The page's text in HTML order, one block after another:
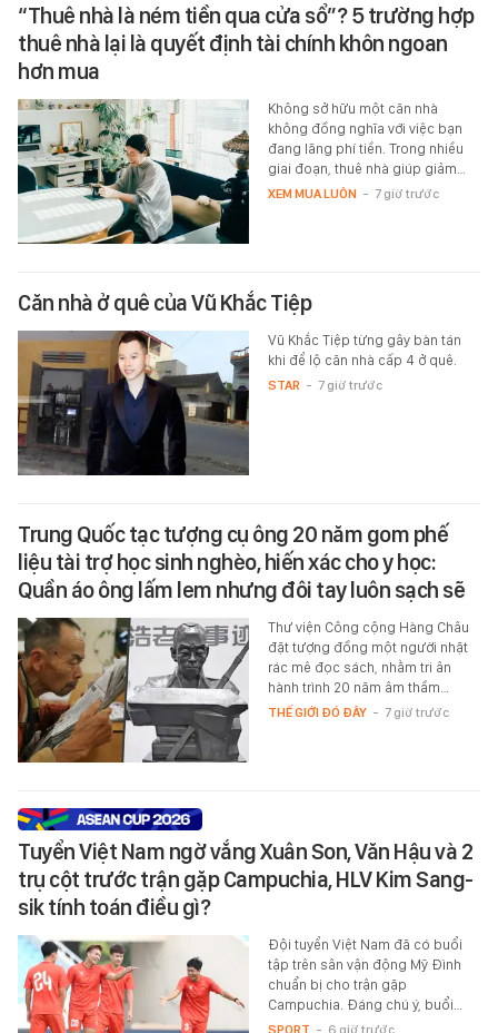
“Thuê nhà là ném tiền qua cửa sổ”? 5 trường hợp
thuê nhà lại là quyết định tài chính khôn ngoan
hơn mua
Không sở hữu một căn nhà
không đồng nghĩa với việc bạn
đang lãng phí tiền. Trong nhiều
giai đoạn, thuê nhà giúp giảm…
XEM MUA LUÔN - 7 giờ trước
Căn nhà ở quê của Vũ Khắc Tiệp
Vũ Khắc Tiệp từng gây bàn tán
khi để lộ căn nhà cấp 4 ở quê.
STAR - 7 giờ trước
Trung Quốc tạc tượng cụ ông 20 năm gom phế
liệu tài trợ học sinh nghèo, hiến xác cho y học:
Quần áo ông lấm lem nhưng đôi tay luôn sạch sẽ
Thư viện Công cộng Hàng Châu
đặt tượng đồng một người nhặt
rác mê đọc sách, nhằm tri ân
hành trình 20 năm âm thầm…
THẾ GIỚI ĐÓ ĐÂY - 7 giờ trước
Tuyển Việt Nam ngờ vắng Xuân Son, Văn Hậu và 2
trụ cột trước trận gặp Campuchia, HLV Kim Sang-
sik tính toán điều gì?
Đội tuyển Việt Nam đã có buổi
tập trên sân vận động Mỹ Đình
chuẩn bị cho trận gặp
Campuchia. Đáng chú ý, buổi…
SPORT - 6 giờ trước